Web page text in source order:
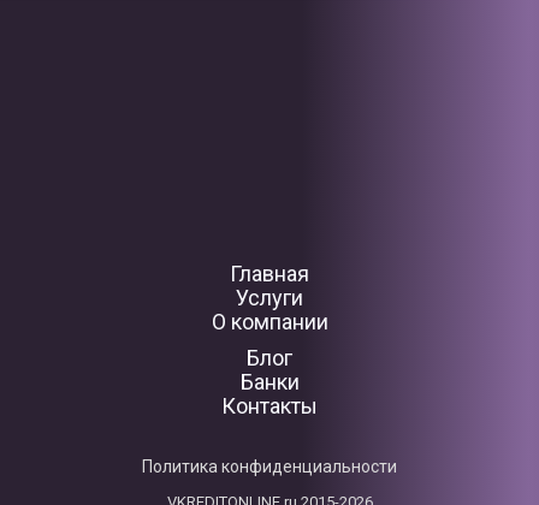
Главная
Услуги
О компании
Блог
Банки
Контакты
Политика конфиденциальности